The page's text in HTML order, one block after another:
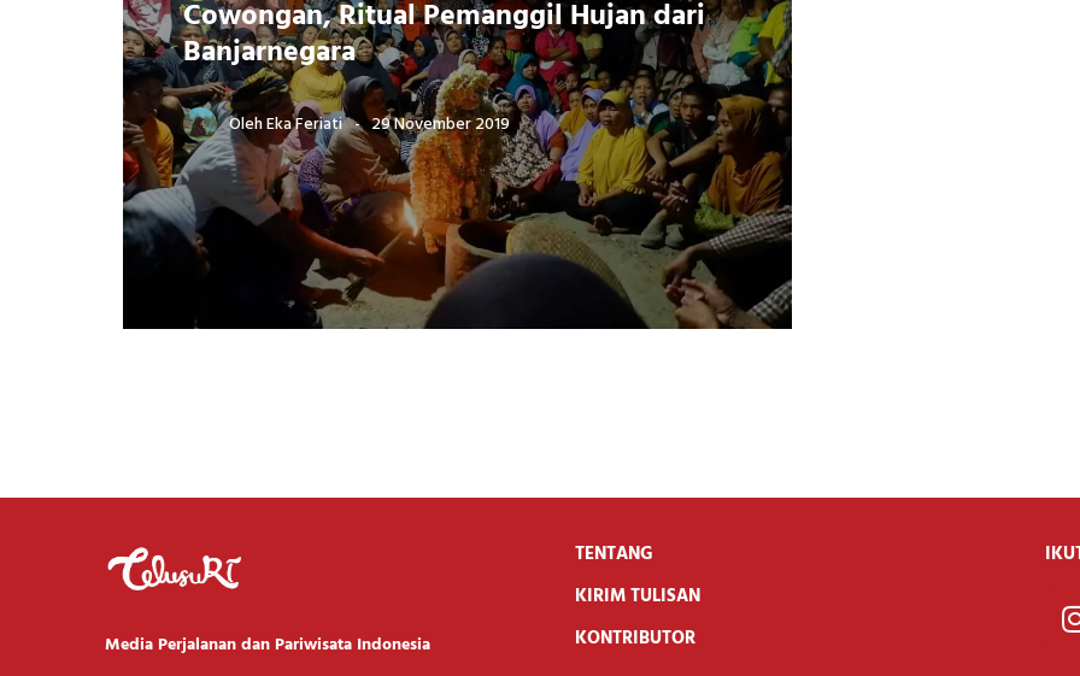
Cowongan, Ritual Pemanggil Hujan dari
Banjarnegara
OlehEka Feriati 29 November 2019
Media Perjalanan dan Pariwisata Indonesia
TENTANG
KIRIM TULISAN
KONTRIBUTOR